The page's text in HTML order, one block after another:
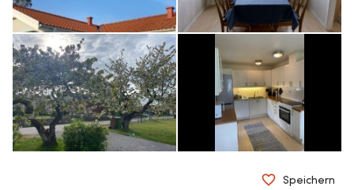
Speichern